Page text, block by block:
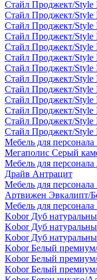
Стайл Проджект/Style
Стайл Проджект/Style
Стайл Проджект/Style
Стайл Проджект/Style
Стайл Проджект/Style
Стайл Проджект/Style
Стайл Проджект/Style
Стайл Проджект/Style
Стайл Проджект/Style
Стайл Проджект/Style
Стайл Проджект/Style
Стайл Проджект/
Стайл Проджект/
Мебель для
Мегаполис Серый
Мебель для
Драйв Антрацит
Мебель для
Артвижен Эвкалипт/
Мебель для
Kobor Дуб
Kobor Дуб
Kobor Дуб
Kobor Белый
Kobor Белый
Kobor Белый